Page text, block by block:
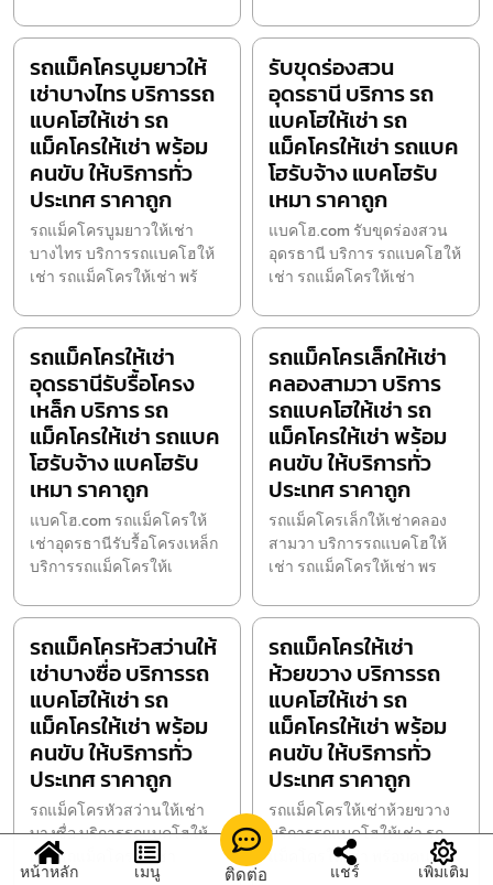
รถแม็คโครบูมยาวให้
เช่าบางไทร บริการรถ
แบคโฮให้เช่า รถ
แม็คโครให้เช่า พร้อม
คนขับ ให้บริการทั่ว
ประเทศ ราคาถูก
รถแม็คโครบูมยาวให้เช่า
บางไทร บริการรถแบคโฮให้
เช่า รถแม็คโครให้เช่า พร้
รับขุดร่องสวน
อุดรธานี บริการ รถ
แบคโฮให้เช่า รถ
แม็คโครให้เช่า รถแบค
โฮรับจ้าง แบคโฮรับ
เหมา ราคาถูก
แบคโฮ.com รับขุดร่องสวน
อุดรธานี บริการ รถแบคโฮให้
เช่า รถแม็คโครให้เช่า
รถแม็คโครให้เช่า
อุดรธานีรับรื้อโครง
เหล็ก บริการ รถ
แม็คโครให้เช่า รถแบค
โฮรับจ้าง แบคโฮรับ
เหมา ราคาถูก
แบคโฮ.com รถแม็คโครให้
เช่าอุดรธานีรับรื้อโครงเหล็ก
บริการรถแม็คโครให้เ
รถแม็คโครเล็กให้เช่า
คลองสามวา บริการ
รถแบคโฮให้เช่า รถ
แม็คโครให้เช่า พร้อม
คนขับ ให้บริการทั่ว
ประเทศ ราคาถูก
รถแม็คโครเล็กให้เช่าคลอง
สามวา บริการรถแบคโฮให้
เช่า รถแม็คโครให้เช่า พร
รถแม็คโครหัวสว่านให้
เช่าบางซื่อ บริการรถ
แบคโฮให้เช่า รถ
แม็คโครให้เช่า พร้อม
คนขับ ให้บริการทั่ว
ประเทศ ราคาถูก
รถแม็คโครหัวสว่านให้เช่า
บางซื่อ บริการรถแบคโฮให้
เช่า รถแม็คโครให้เช่า
รถแม็คโครให้เช่า
ห้วยขวาง บริการรถ
แบคโฮให้เช่า รถ
แม็คโครให้เช่า พร้อม
คนขับ ให้บริการทั่ว
ประเทศ ราคาถูก
รถแม็คโครให้เช่าห้วยขวาง
บริการรถแบคโฮให้เช่า รถ
แม็คโครให้เช่า พร้อมคน
หน้าหลัก เมนู ติดต่อ แชร์ เพิ่มเติม